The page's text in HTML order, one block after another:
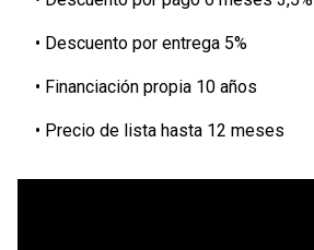
• Descuento por entrega 5%
• Financiación propia 10 años
• Precio de lista hasta 12 meses